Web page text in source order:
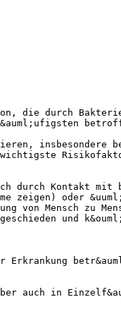
die durch
insbesondere
wichtigste
Kontakt mit
zeigen) oder
von Mensch zu
und
auch in